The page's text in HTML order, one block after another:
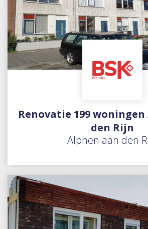
Renovatie 199
den Rijn
Alphen aan den